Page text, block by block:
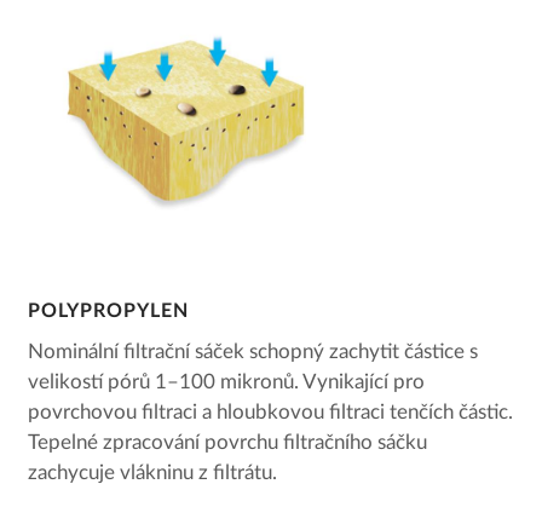
POLYPROPYLEN
Nominální filtrační sáček schopný zachytit částice s
velikostí pórů 1–100 mikronů. Vynikající pro
povrchovou filtraci a hloubkovou filtraci tenčích částic.
Tepelné zpracování povrchu filtračního sáčku
zachycuje vlákninu z filtrátu.